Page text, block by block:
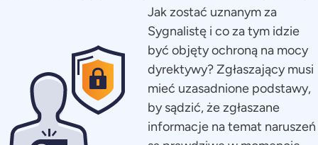
Jak zostać uznanym za
Sygnalistę i co za tym idzie
być objęty ochroną na mocy
dyrektywy? Zgłaszający musi
mieć uzasadnione podstawy,
by sądzić, że zgłaszane
informacje na temat naruszeń